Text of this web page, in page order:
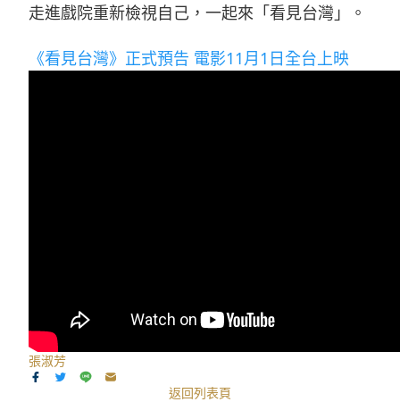
走進戲院重新檢視自己，一起來「看見台灣」。
《看見台灣》正式預告 電影11月1日全台上映
張淑芳
返回列表頁